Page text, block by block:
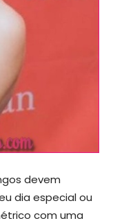
devem
dia especial ou
com uma